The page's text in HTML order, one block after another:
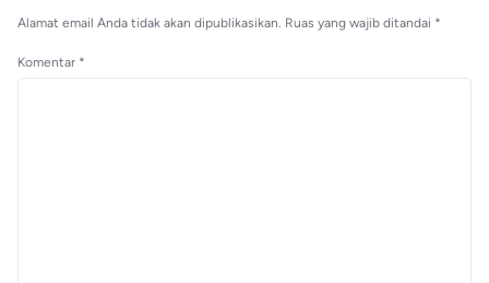
Alamat email Anda tidak akan dipublikasikan. Ruas yang wajib ditandai *
Komentar *